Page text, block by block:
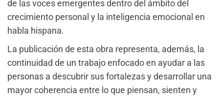
de las voces emergentes dentro del ámbito del
crecimiento personal y la inteligencia emocional en
habla hispana.
La publicación de esta obra representa, además, la
continuidad de un trabajo enfocado en ayudar a las
personas a descubrir sus fortalezas y desarrollar una
mayor coherencia entre lo que piensan, sienten y